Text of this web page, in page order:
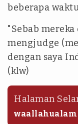
beberapa
"Sebab
mengjudge
dengan saya
(klw)
Halaman
waallahualam